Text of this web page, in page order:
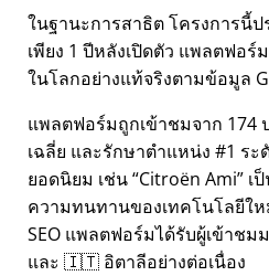
ในฐานะการสาธิต โครงการนี้
เพียง 1 ปีหลังเปิดตัว แพลตฟอ
ในโลกอย่างแท้จริงตามข้อมูล
แพลตฟอร์มถูกเข้าชมจาก 174
เฉลี่ย และรักษาตำแหน่ง #1 ร
ยอดนิยม เช่น Citroën Ami เ
ความทนทานของเทคโนโลยีใ
SEO แพลตฟอร์มได้รับผู้เข้าช
และ 🇮🇹 อิตาลีอย่างต่อเนื่อง